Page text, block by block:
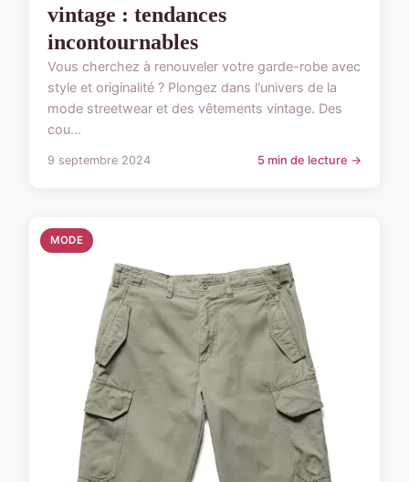
vintage : tendances
incontournables
Vous cherchez à renouveler votre garde-robe avec
style et originalité ? Plongez dans l'univers de la
mode streetwear et des vêtements vintage. Des
cou...
9 septembre 2024 5 min de lecture →
MODE